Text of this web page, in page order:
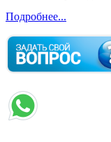
Подробнее...